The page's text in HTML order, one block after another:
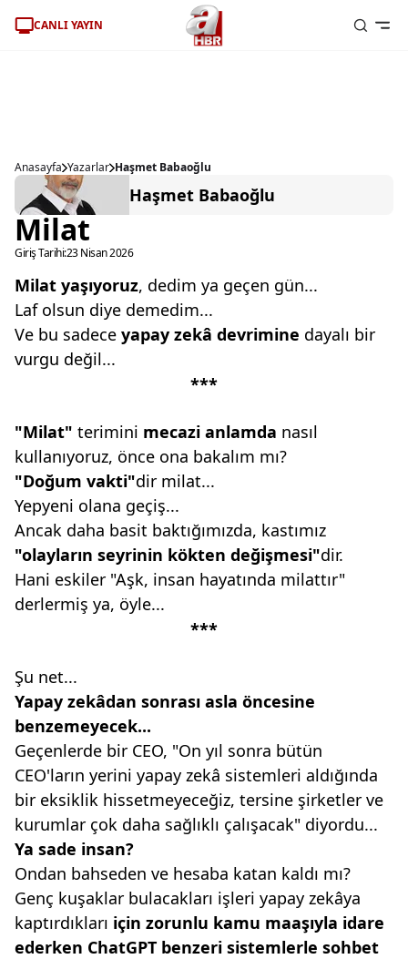
CANLI YAYIN
Anasayfa Yazarlar Haşmet Babaoğlu
Haşmet Babaoğlu
Milat
Giriş Tarihi:23 Nisan 2026
Milat yaşıyoruz, dedim ya geçen gün...
Laf olsun diye demedim...
Ve bu sadece yapay zekâ devrimine dayalı bir
vurgu değil...
***
"Milat" terimini mecazi anlamda nasıl
kullanıyoruz, önce ona bakalım mı?
"Doğum vakti"dir milat...
Yepyeni olana geçiş...
Ancak daha basit baktığımızda, kastımız
"olayların seyrinin kökten değişmesi"dir.
Hani eskiler "Aşk, insan hayatında milattır"
derlermiş ya, öyle...
***
Şu net...
Yapay zekâdan sonrası asla öncesine
benzemeyecek...
Geçenlerde bir CEO, "On yıl sonra bütün
CEO'ların yerini yapay zekâ sistemleri aldığında
bir eksiklik hissetmeyeceğiz, tersine şirketler ve
kurumlar çok daha sağlıklı çalışacak" diyordu...
Ya sade insan?
Ondan bahseden ve hesaba katan kaldı mı?
Genç kuşaklar bulacakları işleri yapay zekâya
kaptırdıkları için zorunlu kamu maaşıyla idare
ederken ChatGPT benzeri sistemlerle sohbet